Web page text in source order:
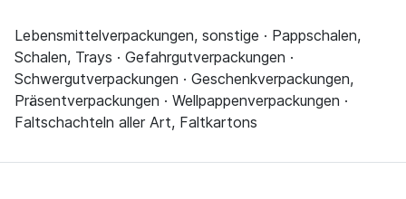
Lebensmittelverpackungen, sonstige · Pappschalen,
Schalen, Trays · Gefahrgutverpackungen ·
Schwergutverpackungen · Geschenkverpackungen,
Präsentverpackungen · Wellpappenverpackungen ·
Faltschachteln aller Art, Faltkartons